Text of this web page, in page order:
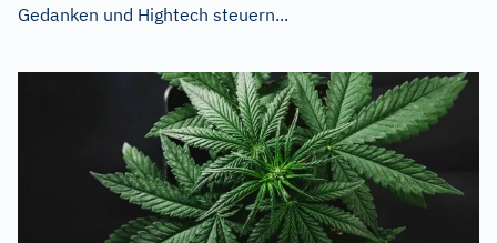
Gedanken und Hightech steuern...